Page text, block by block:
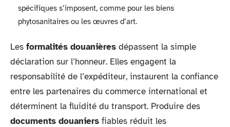
spécifiques s’imposent, comme pour les biens
phytosanitaires ou les œuvres d’art.
Les formalités douanières dépassent la simple
déclaration sur l’honneur. Elles engagent la
responsabilité de l’expéditeur, instaurent la confiance
entre les partenaires du commerce international et
déterminent la fluidité du transport. Produire des
documents douaniers fiables réduit les